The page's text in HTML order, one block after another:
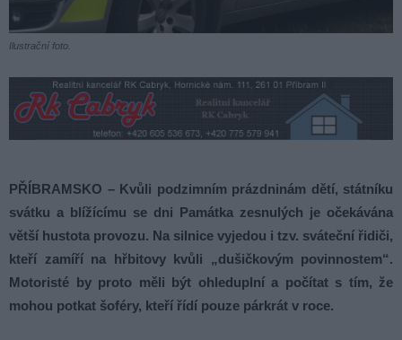
Ilustrační foto.
PŘÍBRAMSKO – Kvůli podzimním prázdninám dětí, státníku
svátku a blížícímu se dni Památka zesnulých je očekávána
větší hustota provozu. Na silnice vyjedou i tzv. sváteční řidiči,
kteří zamíří na hřbitovy kvůli „dušičkovým povinnostem“.
Motoristé by proto měli být ohleduplní a počítat s tím, že
mohou potkat šoféry, kteří řídí pouze párkrát v roce.